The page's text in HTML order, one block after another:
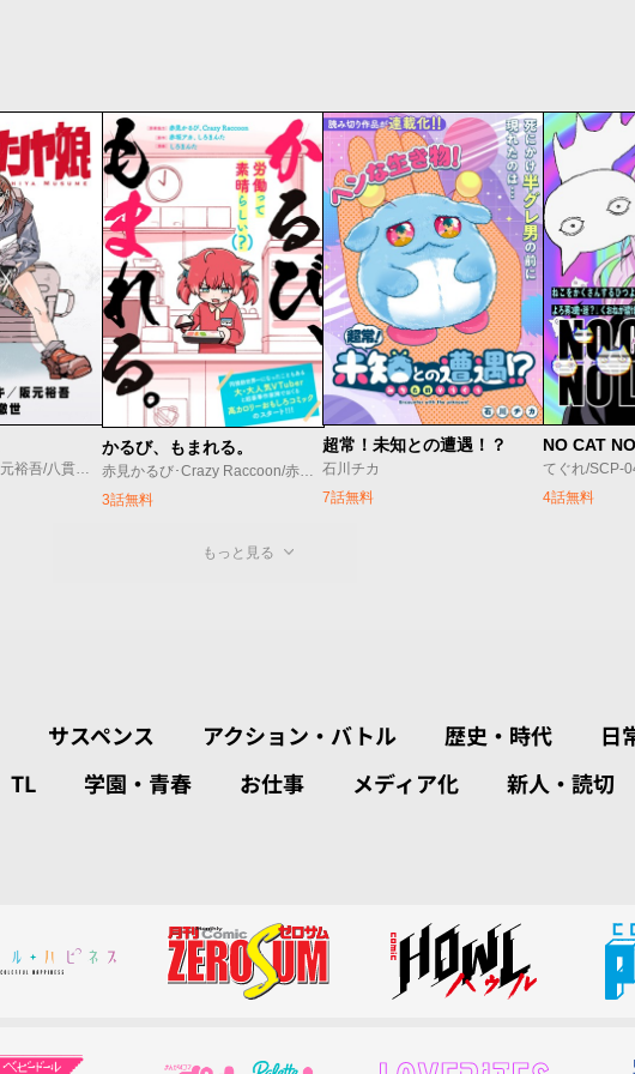
オノ・マサユキ/阪元裕吾/八貫徹世
かるび、もまれる。
赤見かるび･Crazy Raccoon/赤坂アカ･しろまんた/しろまんた
3話無料
超常！未知との遭遇！？
石川チカ
7話無料
NO CAT
4話無料
もっと見る
サスペンス アクション・バトル 歴史・時代 日
TL 学園・青春 お仕事 メディア化 新人・読切